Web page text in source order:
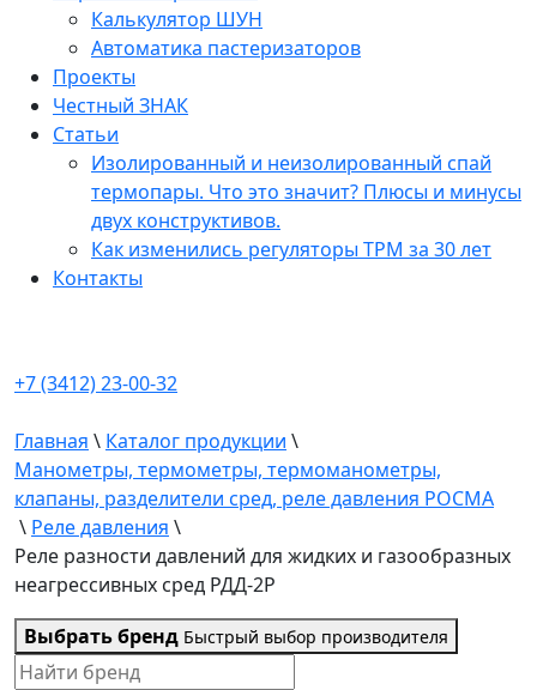
Калькулятор ШУН
Автоматика пастеризаторов
Проекты
Честный ЗНАК
Статьи
Изолированный и неизолированный спай
термопары. Что это значит? Плюсы и минусы
двух конструктивов.
Как изменились регуляторы ТРМ за 30 лет
Контакты
+7 (3412) 23-00-32
Главная \ Каталог продукции \
Манометры, термометры, термоманометры,
клапаны, разделители сред, реле давления РОСМА
\ Реле давления \
Реле разности давлений для жидких и газообразных
неагрессивных сред РДД-2Р
Выбрать бренд Быстрый выбор производителя